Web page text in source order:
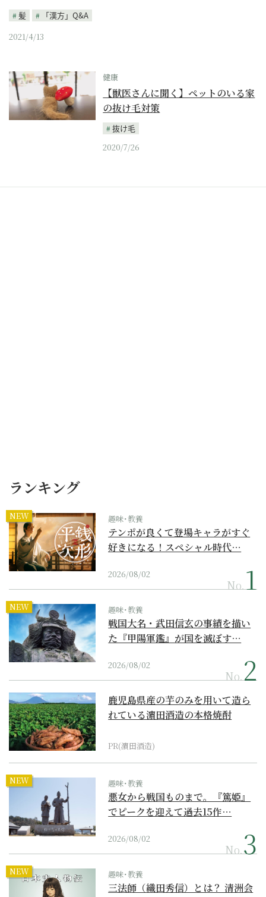
髪
「漢方」Q&A
2021/4/13
健康
【獣医さんに聞く】ペットのいる家
の抜け毛対策
抜け毛
2020/7/26
ランキング
NEW 趣味･教養
テンポが良くて登場キャラがすぐ
好きになる！スペシャル時代…
2026/08/02
No.
NEW 趣味･教養
戦国大名・武田信玄の事績を描い
た『甲陽軍鑑』が国を滅ぼす…
2026/08/02
No.
鹿児島県産の芋のみを用いて造ら
れている濵田酒造の本格焼酎
PR(濵田酒造)
NEW 趣味･教養
悪女から戦国ものまで。『篤姫』
でピークを迎えて過去15作…
2026/08/02
No.
NEW 趣味･教養
三法師（織田秀信）とは？ 清洲会